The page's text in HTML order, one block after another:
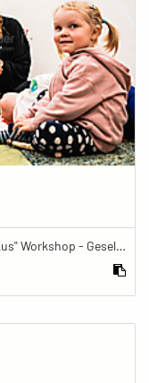
Making-of Foto aus dem "Inklusion im Fokus" Workshop - Gesellschaftsbilder.de Fotoworkshop „Inklusion im Fokus“ beim Känguru Leipzig